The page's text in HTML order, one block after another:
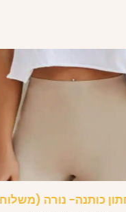
כותנה- נורה